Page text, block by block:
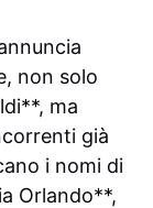
non solo
ma
già
i nomi di
Orlando**,